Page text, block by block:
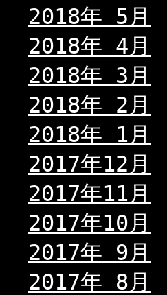
2018年 5月
2018年 4月
2018年 3月
2018年 2月
2018年 1月
2017年12月
2017年11月
2017年10月
2017年 9月
2017年 8月